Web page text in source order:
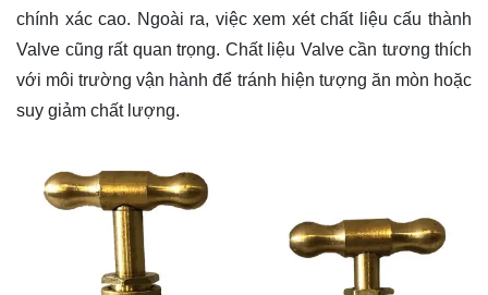
chính xác cao. Ngoài ra, việc xem xét chất liệu cấu thành
Valve cũng rất quan trọng. Chất liệu Valve cần tương thích
với môi trường vận hành để tránh hiện tượng ăn mòn hoặc
suy giảm chất lượng.